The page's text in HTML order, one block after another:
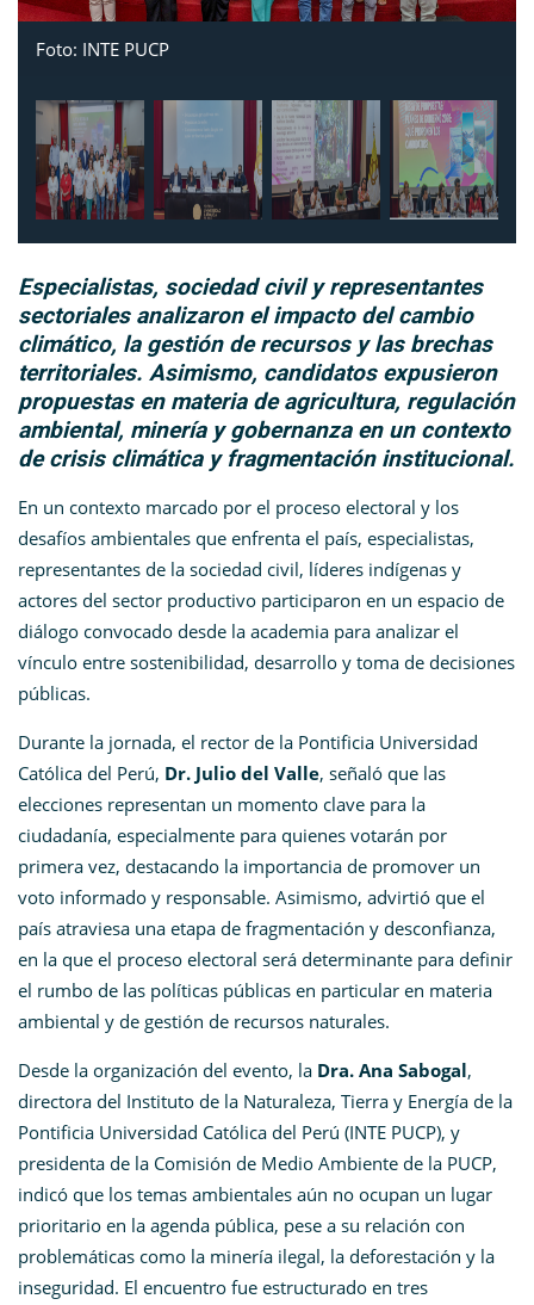
Foto: INTE PUCP
Especialistas, sociedad civil y representantes
sectoriales analizaron el impacto del cambio
climático, la gestión de recursos y las brechas
territoriales. Asimismo, candidatos expusieron
propuestas en materia de agricultura, regulación
ambiental, minería y gobernanza en un contexto
de crisis climática y fragmentación institucional.
En un contexto marcado por el proceso electoral y los
desafíos ambientales que enfrenta el país, especialistas,
representantes de la sociedad civil, líderes indígenas y
actores del sector productivo participaron en un espacio de
diálogo convocado desde la academia para analizar el
vínculo entre sostenibilidad, desarrollo y toma de decisiones
públicas.
Durante la jornada, el rector de la Pontificia Universidad
Católica del Perú, Dr. Julio del Valle, señaló que las
elecciones representan un momento clave para la
ciudadanía, especialmente para quienes votarán por
primera vez, destacando la importancia de promover un
voto informado y responsable. Asimismo, advirtió que el
país atraviesa una etapa de fragmentación y desconfianza,
en la que el proceso electoral será determinante para definir
el rumbo de las políticas públicas en particular en materia
ambiental y de gestión de recursos naturales.
Desde la organización del evento, la Dra. Ana Sabogal,
directora del Instituto de la Naturaleza, Tierra y Energía de la
Pontificia Universidad Católica del Perú (INTE PUCP), y
presidenta de la Comisión de Medio Ambiente de la PUCP,
indicó que los temas ambientales aún no ocupan un lugar
prioritario en la agenda pública, pese a su relación con
problemáticas como la minería ilegal, la deforestación y la
inseguridad. El encuentro fue estructurado en tres